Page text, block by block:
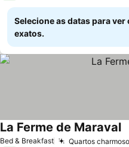
Selecione as datas para ver
exatos.
Bed & Breakfast Quartos
La Ferme de Maraval